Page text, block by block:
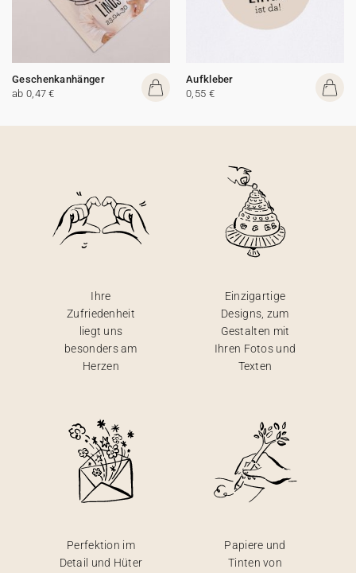
Geschenkanhänger
ab 0,47 €
Aufkleber
0,55 €
Ihre
Zufriedenheit
liegt uns
besonders am
Herzen
Einzigartige
Designs, zum
Gestalten mit
Ihren Fotos und
Texten
Perfektion im
Detail und Hüter
Papiere und
Tinten von